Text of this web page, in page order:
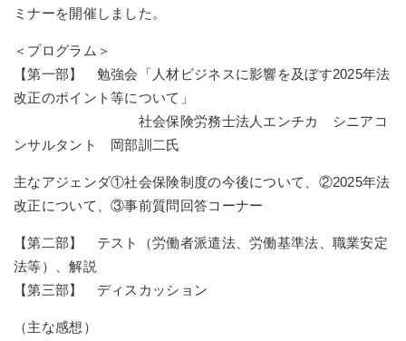
ミナーを開催しました。
＜プログラム＞
【第一部】 勉強会「人材ビジネスに影響を及ぼす2025年法
改正のポイント等について」
社会保険労務士法人エンチカ シニアコ
ンサルタント 岡部訓二氏
主なアジェンダ①社会保険制度の今後について、②2025年法
改正について、③事前質問回答コーナー
【第二部】 テスト（労働者派遣法、労働基準法、職業安定
法等）、解説
【第三部】 ディスカッション
（主な感想）